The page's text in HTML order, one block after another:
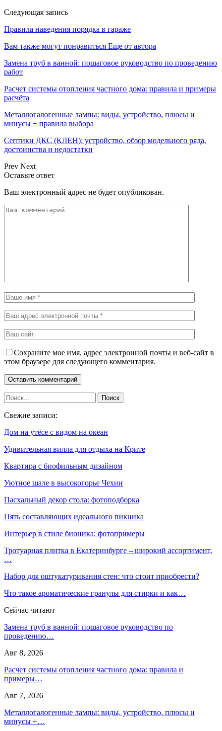
Следующая запись
Правила наведения порядка в гараже
Вам также могут понравиться Еще от автора
Замена труб в ванной: пошаговое руководство по проведению
работ
Расчет системы отопления частного дома: правила и примеры
расчёта
Металлогалогенные лампы: виды, устройство, плюсы и
минусы + правила выбора
Септики ДКС (КЛЕН): устройство, обзор модельного ряда,
достоинства и недостатки
Prev Next
Оставьте ответ
Ваш электронный адрес не будет опубликован.
Сохраните мое имя, адрес электронной почты и веб-сайт в
этом браузере для следующего комментария.
Свежие записи:
Дом на утёсе с видом на океан
Удивительная вилла для отдыха на Крите
Квартира с биофильным дизайном
Уютное шале в высокогорье Чехии
Пасхальный декор стола: фотоподборка
Пять составляющих идеального пикника
Интерьер в стиле бионика: фотопримеры
Тротуарная плитка в Екатеринбурге – широкий ассортимент,
…
Набор для оштукатуривания стен: что стоит приобрести?
Что такое ароматические гранулы для стирки и как…
Сейчас читают
Замена труб в ванной: пошаговое руководство по
проведению…
Авг 8, 2026
Расчет системы отопления частного дома: правила и
примеры…
Авг 7, 2026
Металлогалогенные лампы: виды, устройство, плюсы и
минусы +…